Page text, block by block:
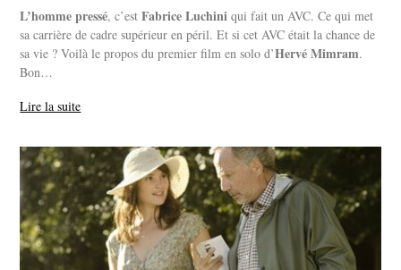
L’homme pressé, c’estFabrice Luchini qui fait un AVC. Ce qui met
sa carrière de cadre supérieur en péril. Et si cet AVC était la chance de
sa vie ? Voilà le propos du premier film en solo d’Hervé Mimram.
Bon…
Lire la suite